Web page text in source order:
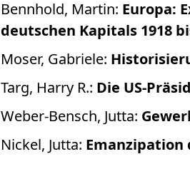
Bennhold, Martin: Europa:
deutschen Kapitals 1918
Moser, Gabriele:
Targ, Harry R.: Die US-
Weber-Bensch, Jutta:
Nickel, Jutta: Emanzipation